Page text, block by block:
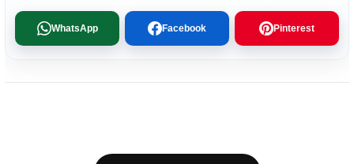
WhatsApp Facebook Pinterest